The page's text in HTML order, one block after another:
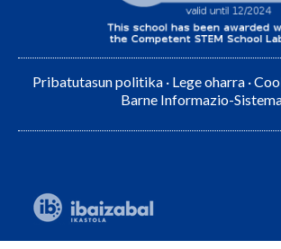
Pribatutasun politika · Lege oharra ·
Barne Informazio-